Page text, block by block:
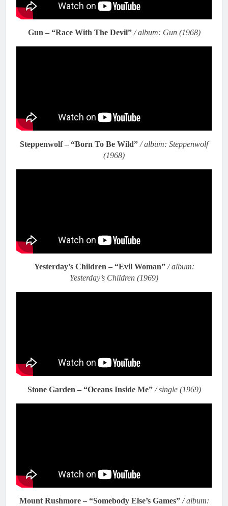
Gun – “Race With The Devil” / album: Gun (1968)
Steppenwolf – “Born To Be Wild” / album: Steppenwolf
(1968)
Yesterday’s Children – “Evil Woman” / album:
Yesterday’s Children (1969)
Stone Garden – “Oceans Inside Me” / single (1969)
Mount Rushmore – “Somebody Else’s Games” / album: